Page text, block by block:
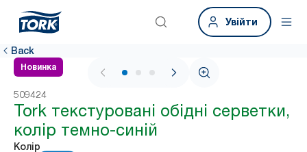
Увійти
Back
Новинка
1 / 3
509424
Tork текстуровані обідні серветки,
колір темно-синій
Колір